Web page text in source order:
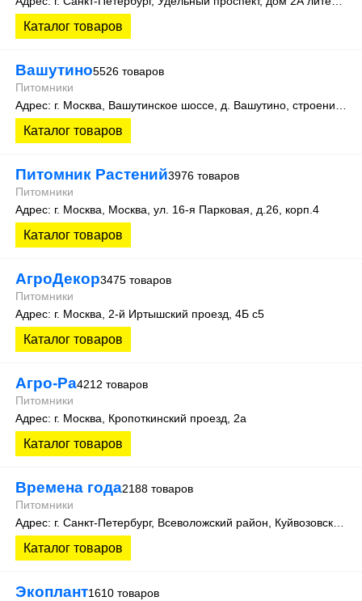
Каталог товаров
Вашутино5526 товаров
Питомники
Каталог товаров
Питомник Растений3976 товаров
Питомники
Адрес: г. Москва, Москва, ул. 16-я Парковая, д.26, корп.4
Каталог товаров
АгроДекор3475 товаров
Питомники
Адрес: г. Москва, 2-й Иртышский проезд, 4Б с5
Каталог товаров
Агро-Ра4212 товаров
Питомники
Адрес: г. Москва, Кропоткинский проезд, 2а
Каталог товаров
Времена года2188 товаров
Питомники
Каталог товаров
Экоплант1610 товаров